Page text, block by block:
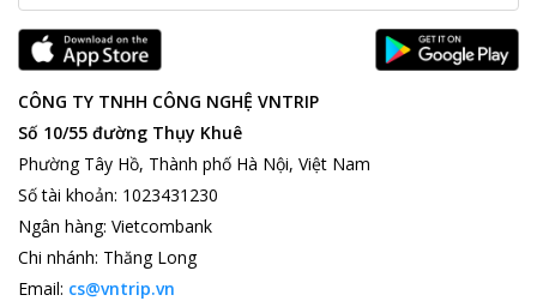
CÔNG TY TNHH CÔNG NGHỆ VNTRIP
Số 10/55 đường Thụy Khuê
Phường Tây Hồ, Thành phố Hà Nội, Việt Nam
Số tài khoản: 1023431230
Ngân hàng: Vietcombank
Chi nhánh: Thăng Long
Email: cs@vntrip.vn